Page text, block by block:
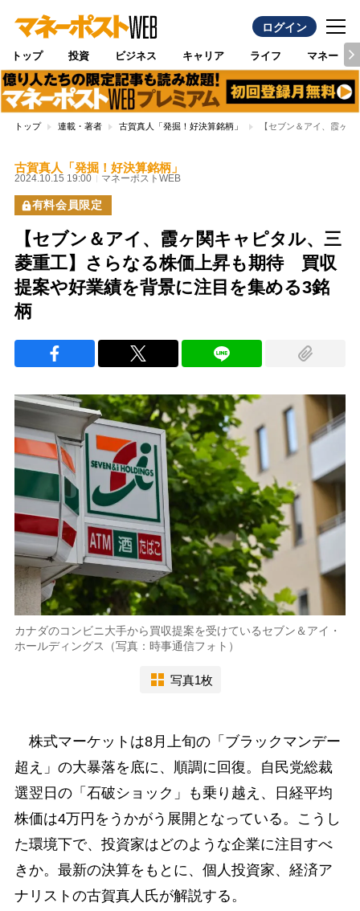
ログイン
トップ 投資 ビジネス キャリア ライフ マネー
トップ 連載・著者 古賀真人「発掘！好決算銘柄」 【セブン＆アイ、霞ヶ
古賀真人「発掘！好決算銘柄」
2024.10.15 19:00 マネーポストWEB
有料会員限定
【セブン＆アイ、霞ヶ関キャピタル、三
菱重工】さらなる株価上昇も期待 買収
提案や好業績を背景に注目を集める3銘
柄
カナダのコンビニ大手から買収提案を受けているセブン＆アイ・
ホールディングス（写真：時事通信フォト）
写真1枚
株式マーケットは8月上旬の「ブラックマンデー
超え」の大暴落を底に、順調に回復。自民党総裁
選翌日の「石破ショック」も乗り越え、日経平均
株価は4万円をうかがう展開となっている。こうし
た環境下で、投資家はどのような企業に注目すべ
きか。最新の決算をもとに、個人投資家、経済ア
ナリストの古賀真人氏が解説する。